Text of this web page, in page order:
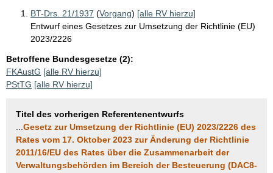
BT-Drs. 21/1937 (Vorgang) [alle RV hierzu]
Entwurf eines Gesetzes zur Umsetzung der Richtlinie (EU)
2023/2226
Betroffene Bundesgesetze (2):
FKAustG [alle RV hierzu]
PStTG [alle RV hierzu]
Titel des vorherigen Referentenentwurfs
Gesetz zur Umsetzung der Richtlinie (EU) 2023/2226 des
Rates vom 17. Oktober 2023 zur Änderung der Richtlinie
2011/16/EU des Rates über die Zusammenarbeit der
Verwaltungsbehörden im Bereich der Besteuerung (DAC8-